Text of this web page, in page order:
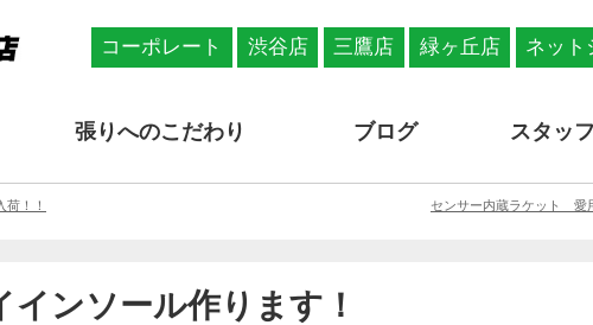
コーポレート 渋谷店 三鷹店 緑ヶ丘店 ネット
張りへのこだわり ブログ スタッ
荷！！ センサー内蔵ラケット 愛
インソール作ります！